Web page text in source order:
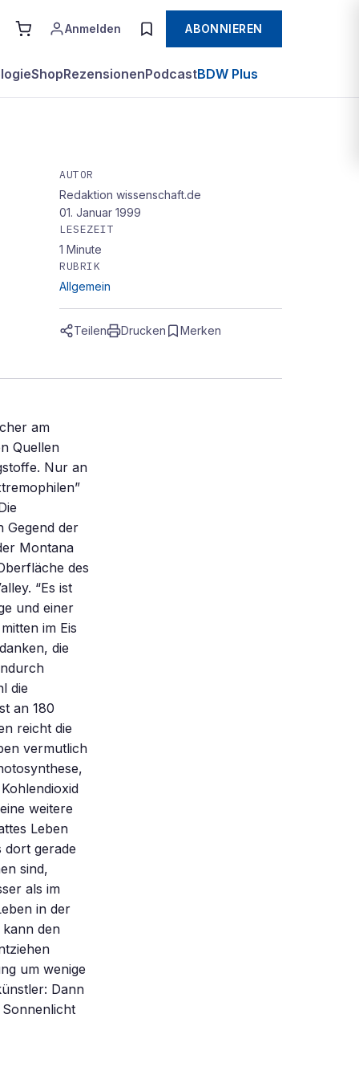
Anmelden ABONNIEREN
ShopRezensionenPodcastBDW Plus
AUTOR
Redaktion wissenschaft.de
01. Januar 1999
LESEZEIT
1 Minute
RUBRIK
Allgemein
Teilen Drucken Merken
am
Quellen
Nur an
Gegend der
Montana
des
“Es ist
und einer
im Eis
die
die
an 180
reicht die
vermutlich
weitere
Leben
dort gerade
sind,
als im
in der
den
um wenige
Dann